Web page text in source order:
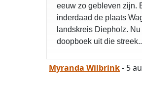
eeuw zo gebleven zijn.
inderdaad de plaats
landskreis Diepholz.
doopboek uit die
Myranda Wilbrink- 5